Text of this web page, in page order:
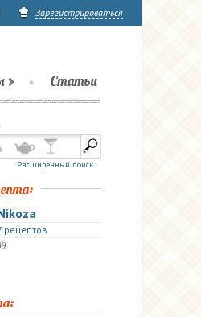
Зарегистрироваться
Статьи
Расширенный поиск
рецептов